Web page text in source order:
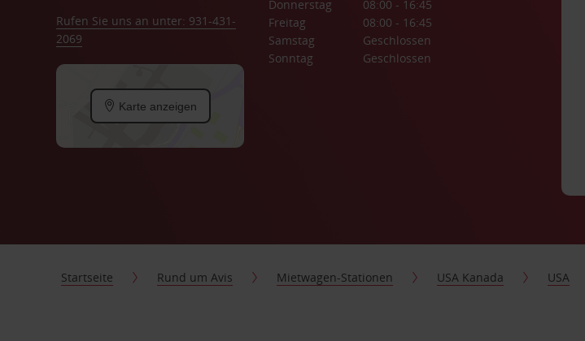
Rufen Sie uns an unter: 931-431-
2069
Karte anzeigen
Donnerstag
08:00 - 16:45
Freitag
08:00 - 16:45
Samstag
Geschlossen
Sonntag
Geschlossen
Startseite Rund um Avis Mietwagen-Stationen USA Kanada USA